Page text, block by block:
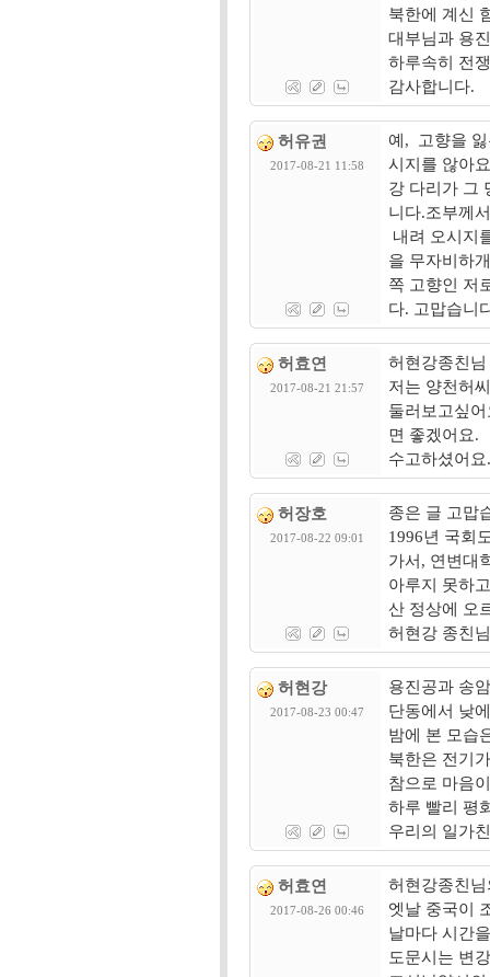
북한에 계신
대부님과 용
하루속히 전
감사합니다.
허유권
2017-08-21 11:58
예, 고향을
시지를 않아
강 다리가 그
니다.조부께
내려 오시지
을 무자비하
쪽 고향인 저
다. 고맙습니
허효연
2017-08-21 21:57
허현강종친
저는 양천허
둘러보고싶
면 좋겠어요.
수고하셨어
허장호
2017-08-22 09:01
종은 글 고맙
1996년 국회
가서, 연변대
아루지 못하
산 정상에 오
허현강 종친
허현강
2017-08-23 00:47
용진공과 송
단동에서 낮
밤에 본 모습
북한은 전기
참으로 마음
하루 빨리 평
우리의 일가
허효연
2017-08-26 00:46
허현강종친
엣날 중국이
날마다 시간
도문시는 변